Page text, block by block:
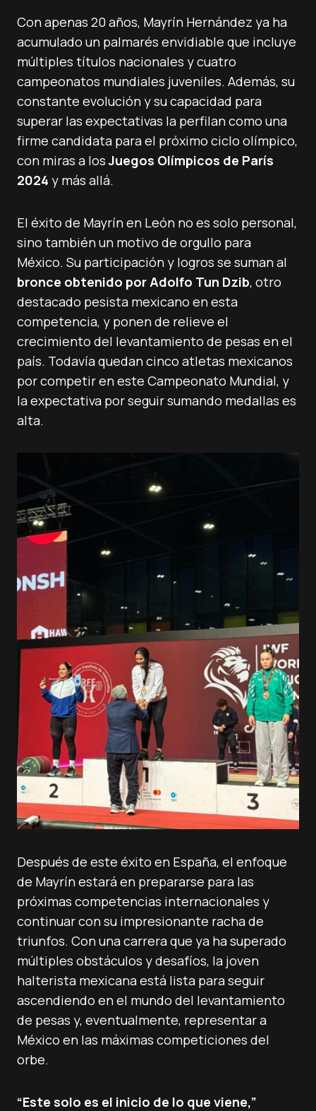
Con apenas 20 años, Mayrín Hernández ya ha
acumulado un palmarés envidiable que incluye
múltiples títulos nacionales y cuatro
campeonatos mundiales juveniles. Además, su
constante evolución y su capacidad para
superar las expectativas la perfilan como una
firme candidata para el próximo ciclo olímpico,
con miras a losJuegos Olímpicos de París
2024 y más allá.
El éxito de Mayrín en León no es solo personal,
sino también un motivo de orgullo para
México. Su participación y logros se suman al
bronce obtenido por Adolfo Tun Dzib, otro
destacado pesista mexicano en esta
competencia, y ponen de relieve el
crecimiento del levantamiento de pesas en el
país. Todavía quedan cinco atletas mexicanos
por competir en este Campeonato Mundial, y
la expectativa por seguir sumando medallas es
alta.
Después de este éxito en España, el enfoque
de Mayrín estará en prepararse para las
próximas competencias internacionales y
continuar con su impresionante racha de
triunfos. Con una carrera que ya ha superado
múltiples obstáculos y desafíos, la joven
halterista mexicana está lista para seguir
ascendiendo en el mundo del levantamiento
de pesas y, eventualmente, representar a
México en las máximas competiciones del
orbe.
“Este solo es el inicio de lo que viene,”